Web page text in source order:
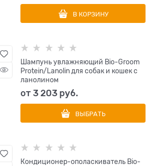
В КОРЗИНУ
Шампунь увлажняющий Bio-Groom
Protein/Lanolin для собак и кошек с
ланолином
от3 203 руб.
ВЫБРАТЬ
Кондиционер-ополаскиватель Bio-